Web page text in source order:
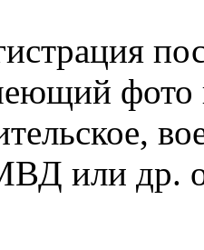
фото
или др.